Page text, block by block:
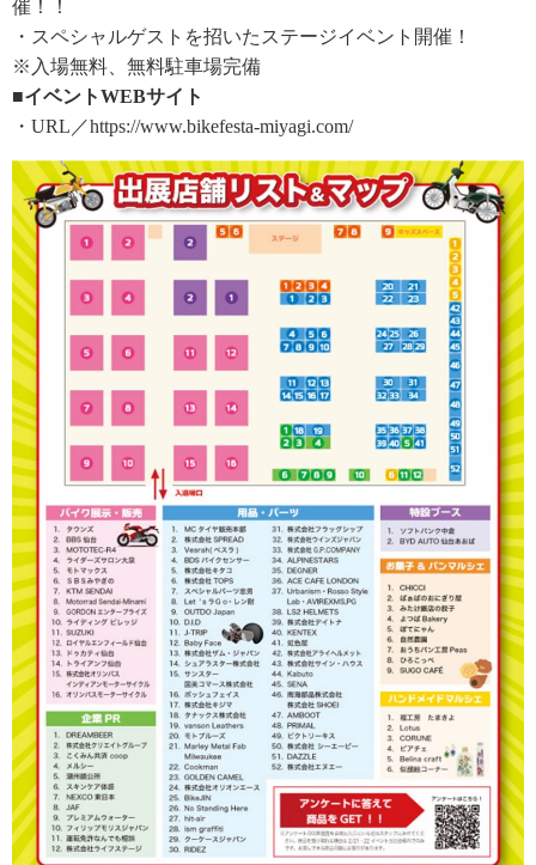
催！！
・スペシャルゲストを招いたステージイベント開催！
※入場無料、無料駐車場完備
■イベントWEBサイト
・URL／https://www.bikefesta-miyagi.com/